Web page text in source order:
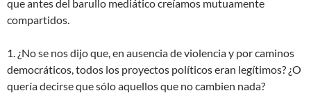
que antes del barullo mediático creíamos mutuamente
compartidos.
1. ¿No se nos dijo que, en ausencia de violencia y por caminos
democráticos, todos los proyectos políticos eran legítimos? ¿O
quería decirse que sólo aquellos que no cambien nada?